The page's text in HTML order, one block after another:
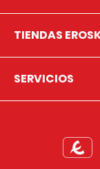
TIENDAS
SERVICIOS